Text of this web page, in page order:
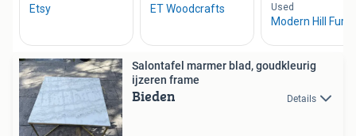
Salontafel marmer blad, goudkleurig
ijzeren frame
Bieden Details